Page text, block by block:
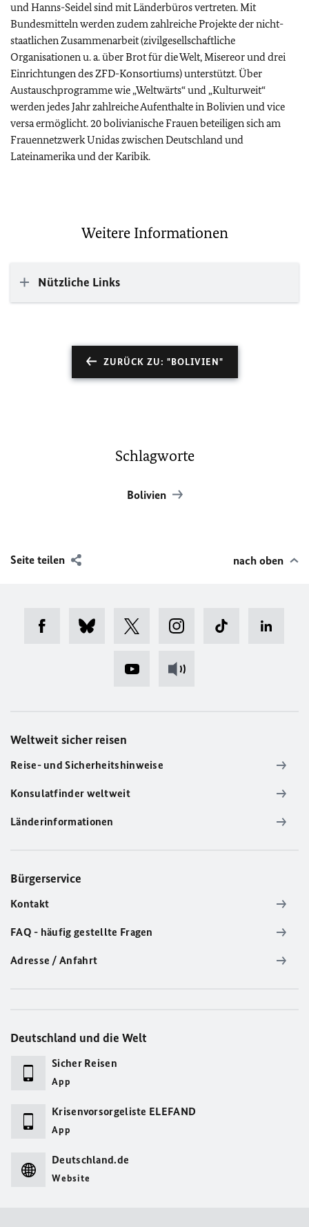
und Hanns-Seidel sind mit Länderbüros vertreten. Mit
Bundesmitteln werden zudem zahlreiche Projekte der nicht-
staatlichen Zusammenarbeit (zivilgesellschaftliche
Organisationen u. a. über Brot für die Welt, Misereor und drei
Einrichtungen des ZFD-Konsortiums) unterstützt. Über
Austauschprogramme wie „Weltwärts“ und „Kulturweit“
werden jedes Jahr zahlreiche Aufenthalte in Bolivien und vice
versa ermöglicht. 20 bolivianische Frauen beteiligen sich am
Frauennetzwerk Unidas zwischen Deutschland und
Lateinamerika und der Karibik.
Weitere Informationen
Nützliche Links
ZURÜCK ZU: "BOLIVIEN"
Schlagworte
Bolivien
Seite teilen nach oben
Weltweit sicher reisen
Reise- und Sicherheitshinweise
Konsulatfinder weltweit
Länderinformationen
Bürgerservice
Kontakt
FAQ - häufig gestellte Fragen
Adresse / Anfahrt
Deutschland und die Welt
Sicher Reisen
App
Krisenvorsorgeliste ELEFAND
App
Deutschland.de
Website